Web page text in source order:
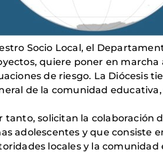
Socio Local, el
quiere poner en
de riesgo. La Diócesis
de la comunidad
tanto, solicitan la colaboración
adolescentes y que consiste
locales y la comunidad